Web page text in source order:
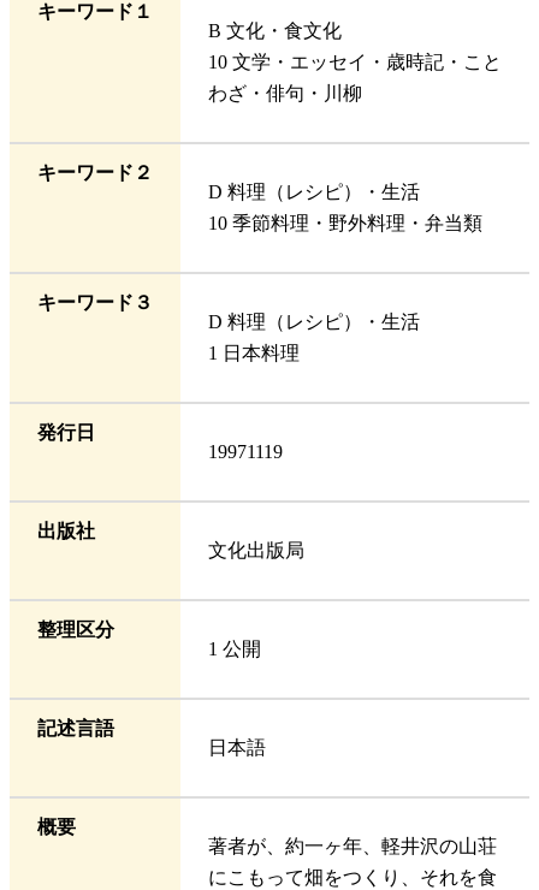
キーワード１
B 文化・食文化
10 文学・エッセイ・歳時記・こと
わざ・俳句・川柳
キーワード２
D 料理（レシピ）・生活
10 季節料理・野外料理・弁当類
キーワード３
D 料理（レシピ）・生活
1 日本料理
発行日
19971119
出版社
文化出版局
整理区分
1 公開
記述言語
日本語
概要
著者が、約一ヶ年、軽井沢の山荘
にこもって畑をつくり、それを食